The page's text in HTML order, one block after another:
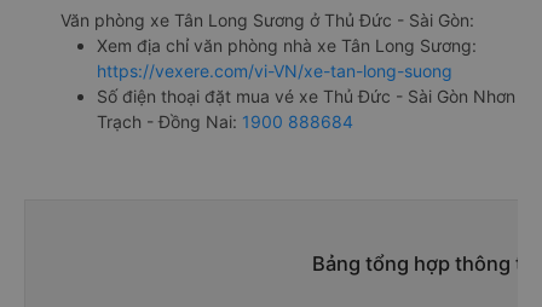
Văn phòng xe Tân Long Sương ở Thủ Đức - Sài Gòn:
Xem địa chỉ văn phòng nhà xe Tân Long Sương:
https://vexere.com/vi-VN/xe-tan-long-suong
Số điện thoại đặt mua vé xe Thủ Đức - Sài Gòn Nhơn
Trạch - Đồng Nai: 1900 888684
Bảng tổng hợp thông